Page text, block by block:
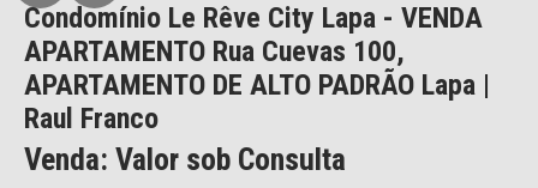
Condomínio Le Rêve City Lapa - VENDA
APARTAMENTO Rua Cuevas 100,
APARTAMENTO DE ALTO PADRÃO Lapa |
Raul Franco
Venda: Valor sob Consulta